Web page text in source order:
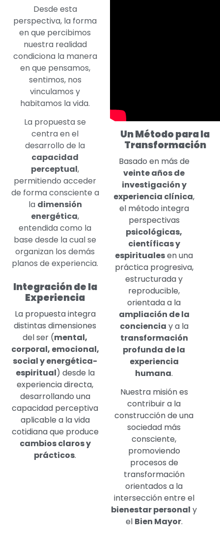
Desde esta
perspectiva, la forma
en que percibimos
nuestra realidad
condiciona la manera
en que pensamos,
sentimos, nos
vinculamos y
habitamos la vida.
La propuesta se
centra en el
desarrollo de la
capacidad
perceptual,
permitiendo acceder
de forma consciente a
la dimensión
energética,
entendida como la
base desde la cual se
organizan los demás
planos de experiencia.
Integración de la
Experiencia
La propuesta integra
distintas dimensiones
del ser (mental,
corporal, emocional,
social y energética-
espiritual) desde la
experiencia directa,
desarrollando una
capacidad perceptiva
aplicable a la vida
cotidiana que produce
cambios claros y
prácticos.
Un Método para la
Transformación
Basado en más de
veinte años de
investigación y
experiencia clínica,
el método integra
perspectivas
psicológicas,
científicas y
espiritualesen una
práctica progresiva,
estructurada y
reproducible,
orientada a la
ampliación de la
conciencia y a la
transformación
profunda de la
experiencia
humana.
Nuestra misión es
contribuir a la
construcción de una
sociedad más
consciente,
promoviendo
procesos de
transformación
orientados a la
intersección entre el
bienestar personal y
el Bien Mayor.